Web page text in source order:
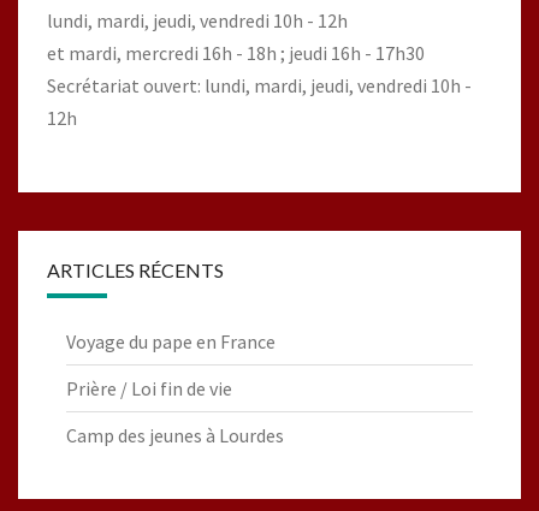
lundi, mardi, jeudi, vendredi 10h - 12h
et mardi, mercredi 16h - 18h ; jeudi 16h - 17h30
Secrétariat ouvert: lundi, mardi, jeudi, vendredi 10h -
12h
ARTICLES RÉCENTS
Voyage du pape en France
Prière / Loi fin de vie
Camp des jeunes à Lourdes